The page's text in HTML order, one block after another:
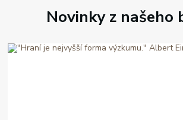
Novinky z našeho